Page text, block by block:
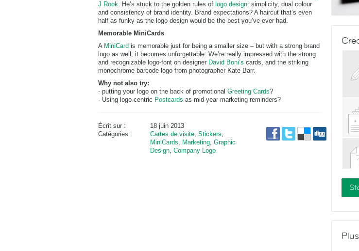
J Rook. He’s stuck to the golden rules of logo design: simplicity, dual colour
and consistency of brand identity. Brand expectations? A haircut that’s even
half as funky as the logo design would be the best you’ve ever had.
Memorable MiniCards
A MiniCard is memorable just for being a smaller size – but with a strong brand
logo as well, it becomes unforgettable. We’re really impressed with the strong
and recognizable logo-font on designer David Boni’s cards, and the striking
monochrome barcode logo from photographer Kate Barr.
Why not also try:
- putting your logo on the back of promotional Greeting Cards?
- Using logo-centric Postcards as mid-year marketing reminders?
Écrit sur :
18 juin 2013
Catégories :
Cartes de visite, Stickers,
MiniCards, Marketing, Graphic
Design, Company Logo